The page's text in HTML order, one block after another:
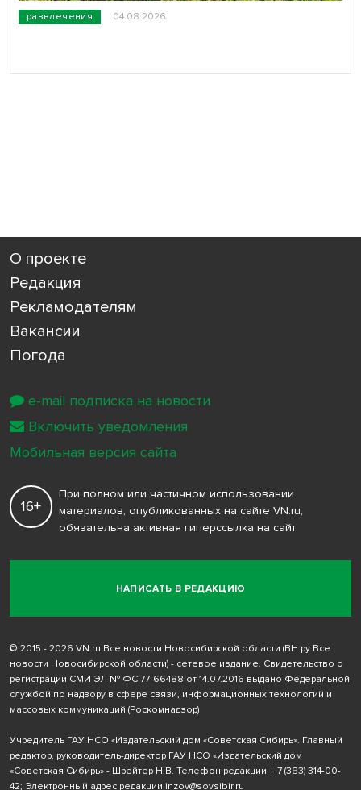
развлечения 04.08.2026
О проекте
Редакция
Рекламодателям
Вакансии
Погода
НАПИСАТЬ В РЕДАКЦИЮ
16+
При полном или частичном использовании
материалов, опубликованных на сайте VN.ru,
обязательна активная гиперссылка на сайт
© 2015 - 2026 VN.ru Все новости Новосибирской области (ВН.ру Все
новости Новосибирской области) - сетевое издание. Свидетельство о
регистрации СМИ ЭЛ № ФС 77-66488 от 14.07.2016 выдано Федеральной
службой по надзору в сфере связи, информационных технологий и
массовых коммуникаций (Роскомнадзор)
Учредитель ГАУ НСО «Издательский дом «Советская Сибирь». Главный
редактор, руководитель-директор ГАУ НСО «Издательский дом
«Советская Сибирь» - Шрейтер Н.В. Телефон редакции + 7 (383) 314-00-
42; Электронный адрес редакции inzov@sovsibir.ru
e-mail подписка на новости
Включить уведомления
Мобильная версия сайта